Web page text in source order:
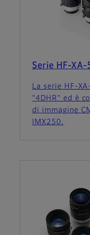
Serie HF-XA-
La serie HF-
"4DHR" ed è
di immagine
IMX250.